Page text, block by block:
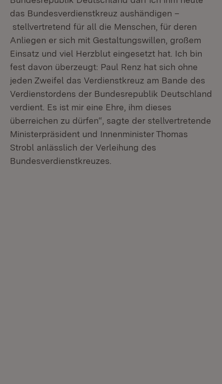
das Bundesverdienstkreuz aushändigen –
stellvertretend für all die Menschen, für deren
Anliegen er sich mit Gestaltungswillen, großem
Einsatz und viel Herzblut eingesetzt hat. Ich bin
fest davon überzeugt: Paul Renz hat sich ohne
jeden Zweifel das Verdienstkreuz am Bande des
Verdienstordens der Bundesrepublik Deutschland
verdient. Es ist mir eine Ehre, ihm dieses
überreichen zu dürfen“, sagte der stellvertretende
Ministerpräsident und Innenminister Thomas
Strobl anlässlich der Verleihung des
Bundesverdienstkreuzes.